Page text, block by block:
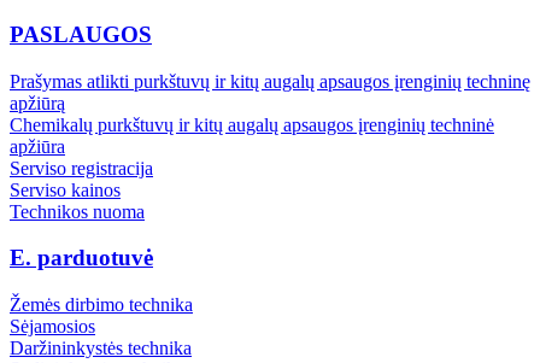
PASLAUGOS
Prašymas atlikti purkštuvų ir kitų augalų apsaugos įrenginių techninę
apžiūrą
Chemikalų purkštuvų ir kitų augalų apsaugos įrenginių techninė
apžiūra
Serviso registracija
Serviso kainos
Technikos nuoma
E. parduotuvė
Žemės dirbimo technika
Sėjamosios
Daržininkystės technika